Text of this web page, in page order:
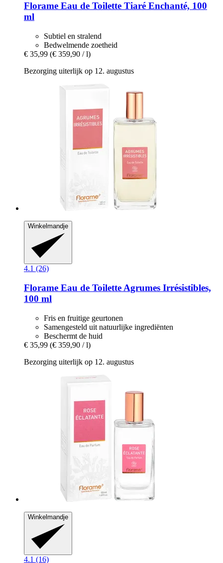
Florame Eau de Toilette Tiaré Enchanté, 100
ml
Subtiel en stralend
Bedwelmende zoetheid
€ 35,99 (€ 359,90 / l)
Bezorging uiterlijk op 12. augustus
Winkelmandje
4.1 (26)
Florame Eau de Toilette Agrumes Irrésistibles,
100 ml
Fris en fruitige geurtonen
Samengesteld uit natuurlijke ingrediënten
Beschermt de huid
€ 35,99 (€ 359,90 / l)
Bezorging uiterlijk op 12. augustus
Winkelmandje
4.1 (16)